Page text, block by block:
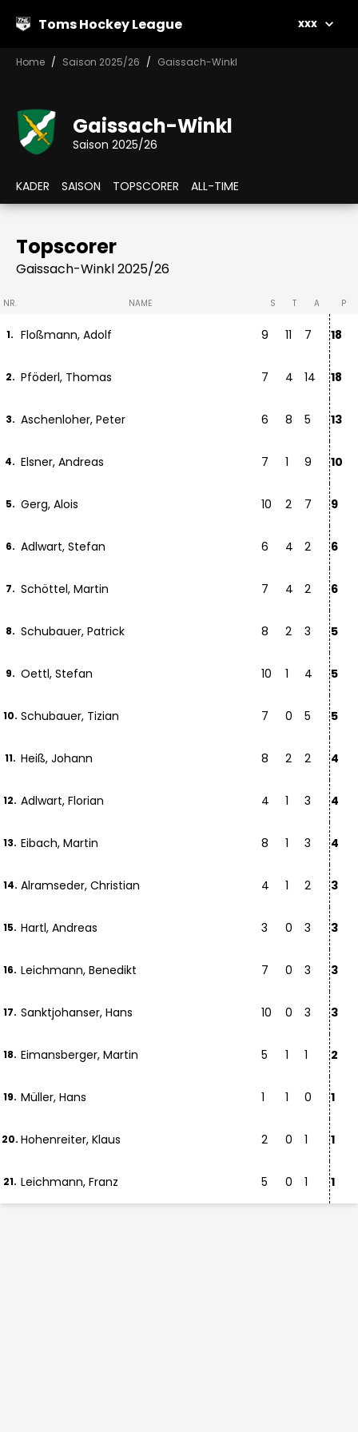
Toms Hockey League xxx
Home Saison 2025/26 Gaissach-Winkl
Gaissach-Winkl
Saison 2025/26
KADER SAISON TOPSCORER ALL-TIME
Topscorer
Gaissach-Winkl 2025/26
NR. NAME S T A P
1. Floßmann, Adolf 9 11 7 18
2. Pföderl, Thomas 7 4 14 18
3. Aschenloher, Peter 6 8 5 13
4. Elsner, Andreas 7 1 9 10
5. Gerg, Alois 10 2 7 9
6. Adlwart, Stefan 6 4 2 6
7. Schöttel, Martin 7 4 2 6
8. Schubauer, Patrick 8 2 3 5
9. Oettl, Stefan 10 1 4 5
10. Schubauer, Tizian 7 0 5 5
11. Heiß, Johann 8 2 2 4
12. Adlwart, Florian 4 1 3 4
13. Eibach, Martin 8 1 3 4
14. Alramseder, Christian 4 1 2 3
15. Hartl, Andreas 3 0 3 3
16. Leichmann, Benedikt 7 0 3 3
17. Sanktjohanser, Hans 10 0 3 3
18. Eimansberger, Martin 5 1 1 2
19. Müller, Hans 1 1 0 1
20. Hohenreiter, Klaus 2 0 1 1
21. Leichmann, Franz 5 0 1 1